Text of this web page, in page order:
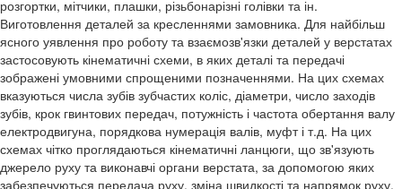
розгортки, мітчики, плашки, різьбонарізні голівки та ін.
Виготовлення деталей за кресленнями замовника. Для найбільш
ясного уявлення про роботу та взаємозв'язки деталей у верстатах
застосовують кінематичні схеми, в яких деталі та передачі
зображені умовними спрощеними позначеннями. На цих схемах
вказуються числа зубів зубчастих коліс, діаметри, число заходів
зубів, крок гвинтових передач, потужність і частота обертання валу
електродвигуна, порядкова нумерація валів, муфт і т.д. На цих
схемах чітко проглядаються кінематичні ланцюги, що зв'язують
джерело руху та виконавчі органи верстата, за допомогою яких
забезпечуються передача руху, зміна швидкості та напрямок руху.